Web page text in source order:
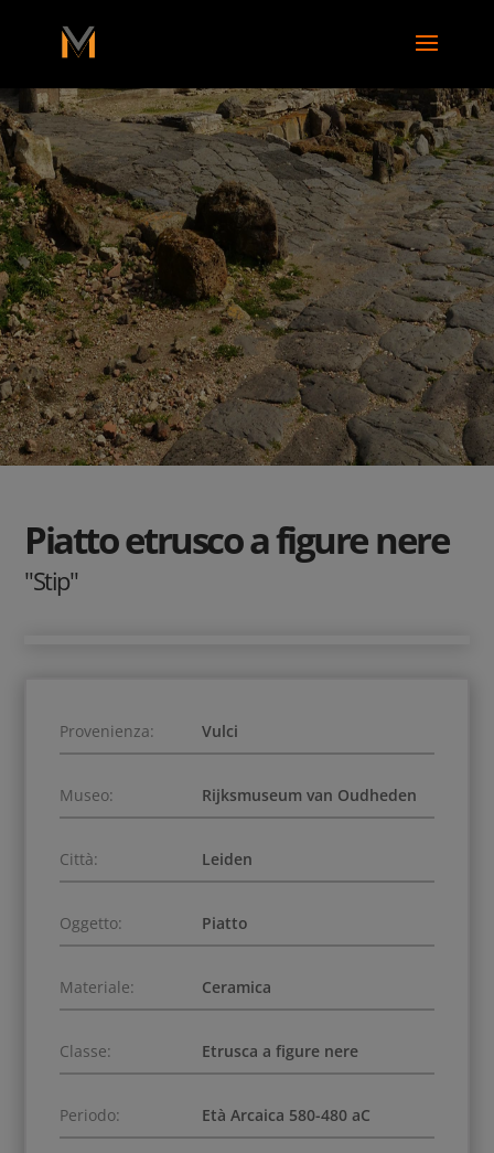
Piatto etrusco a figure nere
"Stip"
Provenienza: Vulci
Museo: Rijksmuseum van Oudheden
Città: Leiden
Oggetto: Piatto
Materiale: Ceramica
Classe: Etrusca a figure nere
Periodo: Età Arcaica 580-480 aC